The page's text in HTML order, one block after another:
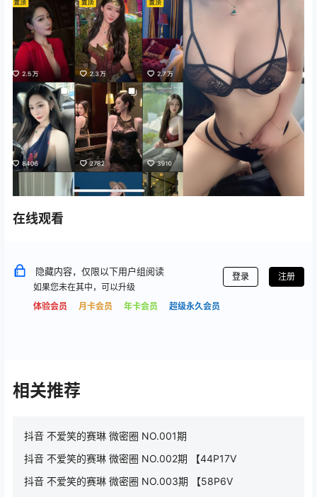
在线观看
隐藏内容，仅限以下用户组阅读
如果您未在其中，可以升级
体验会员
月卡会员 年卡会员 超级永久会员
登录 注册
相关推荐
抖音 不爱笑的赛琳 微密圈 NO.001期
抖音 不爱笑的赛琳 微密圈 NO.002期 【44P17V
抖音 不爱笑的赛琳 微密圈 NO.003期 【58P6V